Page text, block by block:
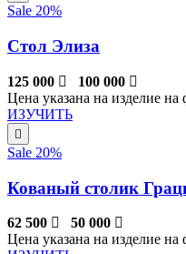
Sale 20%
Стол Элиза
125 000
100 000
Цена указана на изделие на
ИЗУЧИТЬ
Sale 20%
Кованый столик
62 500
50 000
Цена указана на изделие на